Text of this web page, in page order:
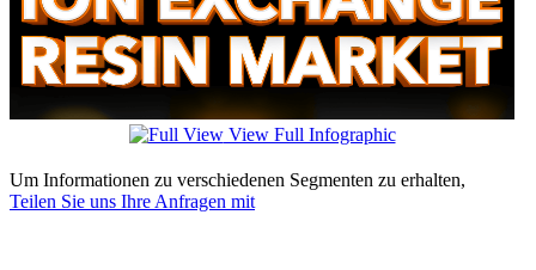
View Full Infographic
Um Informationen zu verschiedenen Segmenten zu erhalten,
Teilen Sie uns Ihre Anfragen mit